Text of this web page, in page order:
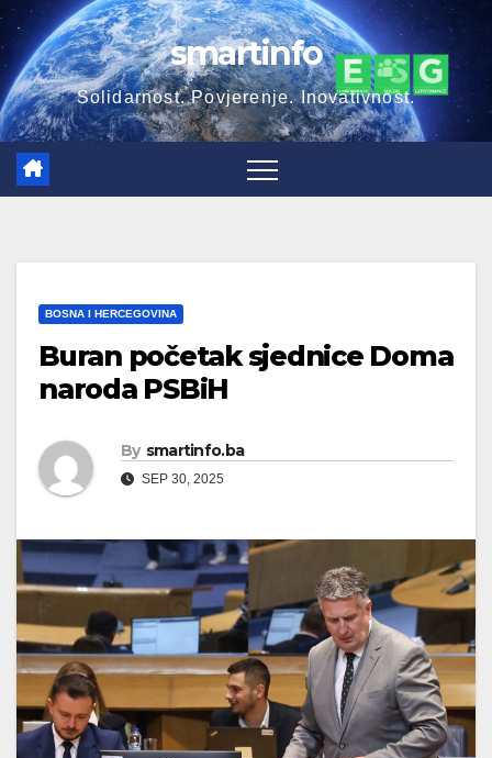
Skip
to
content
smartinfo
Solidarnost. Povjerenje. Inovativnost.
BOSNA I HERCEGOVINA
Buran početak sjednice Doma
naroda PSBiH
By smartinfo.ba
SEP 30, 2025